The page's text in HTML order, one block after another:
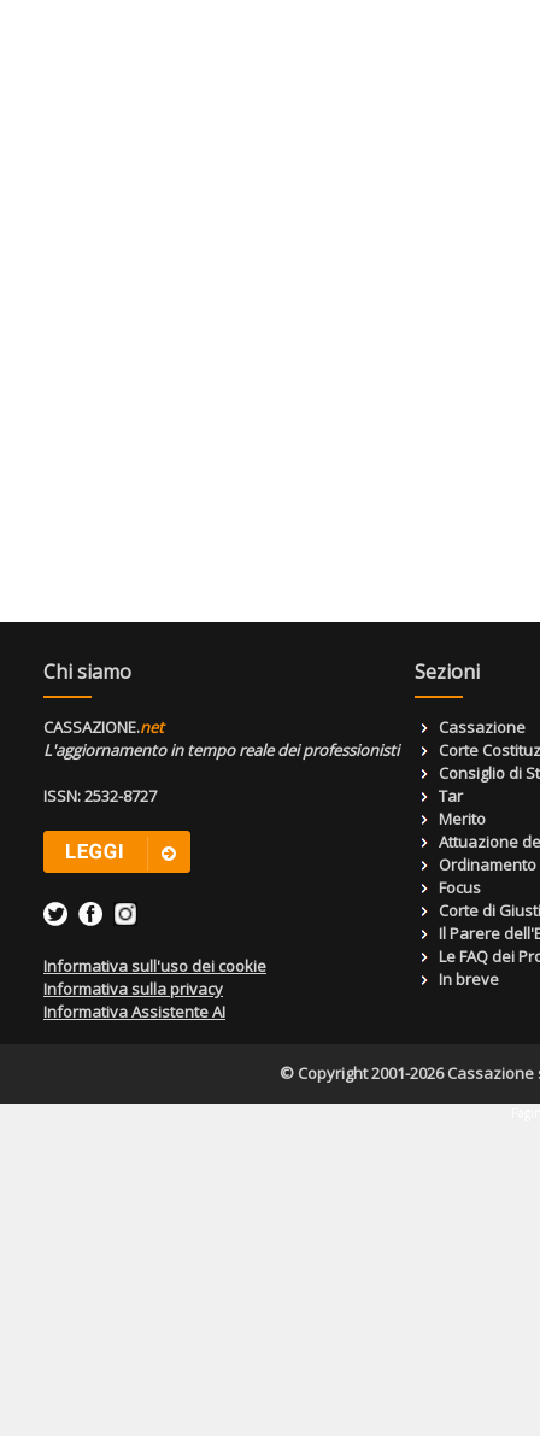
Chi siamo
CASSAZIONE.net
L'aggiornamento in tempo reale dei professionisti
ISSN: 2532-8727
Informativa sull'uso dei cookie
Informativa sulla privacy
Informativa Assistente AI
Sezioni
Cassazione
Corte
Consiglio di
Tar
Merito
Attuazione
Focus
Corte di
Il Parere
Le FAQ dei
In breve
© Copyright 2001-2026 Cassazione